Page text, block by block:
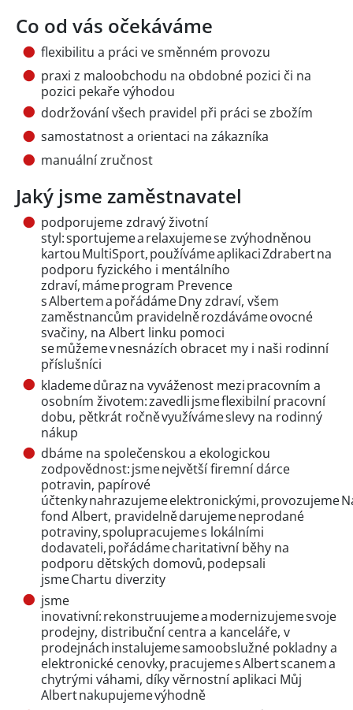
Co od vás očekáváme
flexibilitu a práci ve směnném provozu
praxi z maloobchodu na obdobné pozici či na
pozici pekaře výhodou
dodržování všech pravidel při práci se zbožím
samostatnost a orientaci na zákazníka
manuální zručnost
Jaký jsme zaměstnavatel
podporujeme zdravý životní
styl: sportujeme a relaxujeme se zvýhodněnou
kartou MultiSport, používáme aplikaci Zdrabert na
podporu fyzického i mentálního
zdraví, máme program Prevence
s Albertem a pořádáme Dny zdraví, všem
zaměstnancům pravidelně rozdáváme ovocné
svačiny, na Albert linku pomoci
se můžeme v nesnázích obracet my i naši rodinní
příslušníci
klademe důraz na vyváženost mezi pracovním a
osobním životem: zavedli jsme flexibilní pracovní
dobu, pětkrát ročně využíváme slevy na rodinný
nákup
dbáme na společenskou a ekologickou
zodpovědnost: jsme největší firemní dárce
potravin, papírové
účtenky nahrazujeme elektronickými, provozujeme
fond Albert, pravidelně darujeme neprodané
potraviny, spolupracujeme s lokálními
dodavateli, pořádáme charitativní běhy na
podporu dětských domovů, podepsali
jsme Chartu diverzity
jsme
inovativní: rekonstruujeme a modernizujeme svoje
prodejny, distribuční centra a kanceláře, v
prodejnách instalujeme samoobslužné pokladny a
elektronické cenovky, pracujeme s Albert scanem a
chytrými váhami, díky věrnostní aplikaci Můj
Albert nakupujeme výhodně